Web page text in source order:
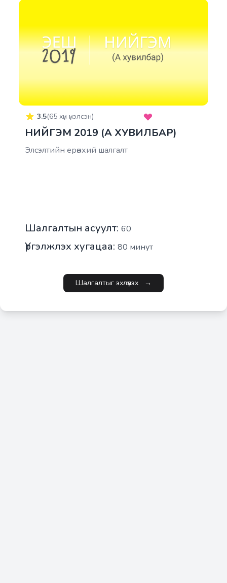
3.5(65 хүн үнэлсэн)
НИЙГЭМ 2019 (A ХУВИЛБАР)
Элсэлтийн ерөнхий шалгалт
Шалгалтын асуулт: 60
Үргэлжлэх хугацаа: 80 минут
Шалгалтыг эхлүүлэх →